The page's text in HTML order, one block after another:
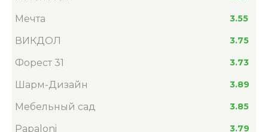
Мечта 3.55
ВИКДОЛ 3.75
Форест 31 3.73
Шарм-Дизайн 3.89
Мебельный сад 3.85
Papaloni 3.79